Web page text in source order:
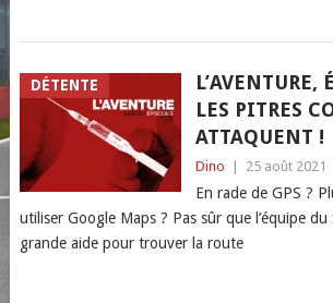
DÉTENTE
L’AVENTURE,
LES PITRES
ATTAQUENT !
Dino 25 août 2021
En rade de GPS ?
utiliser Google Maps ? Pas sûr que l’équipe du
grande aide pour trouver la route